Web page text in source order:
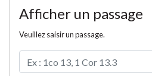
Afficher un passage
Veuillez saisir un passage.